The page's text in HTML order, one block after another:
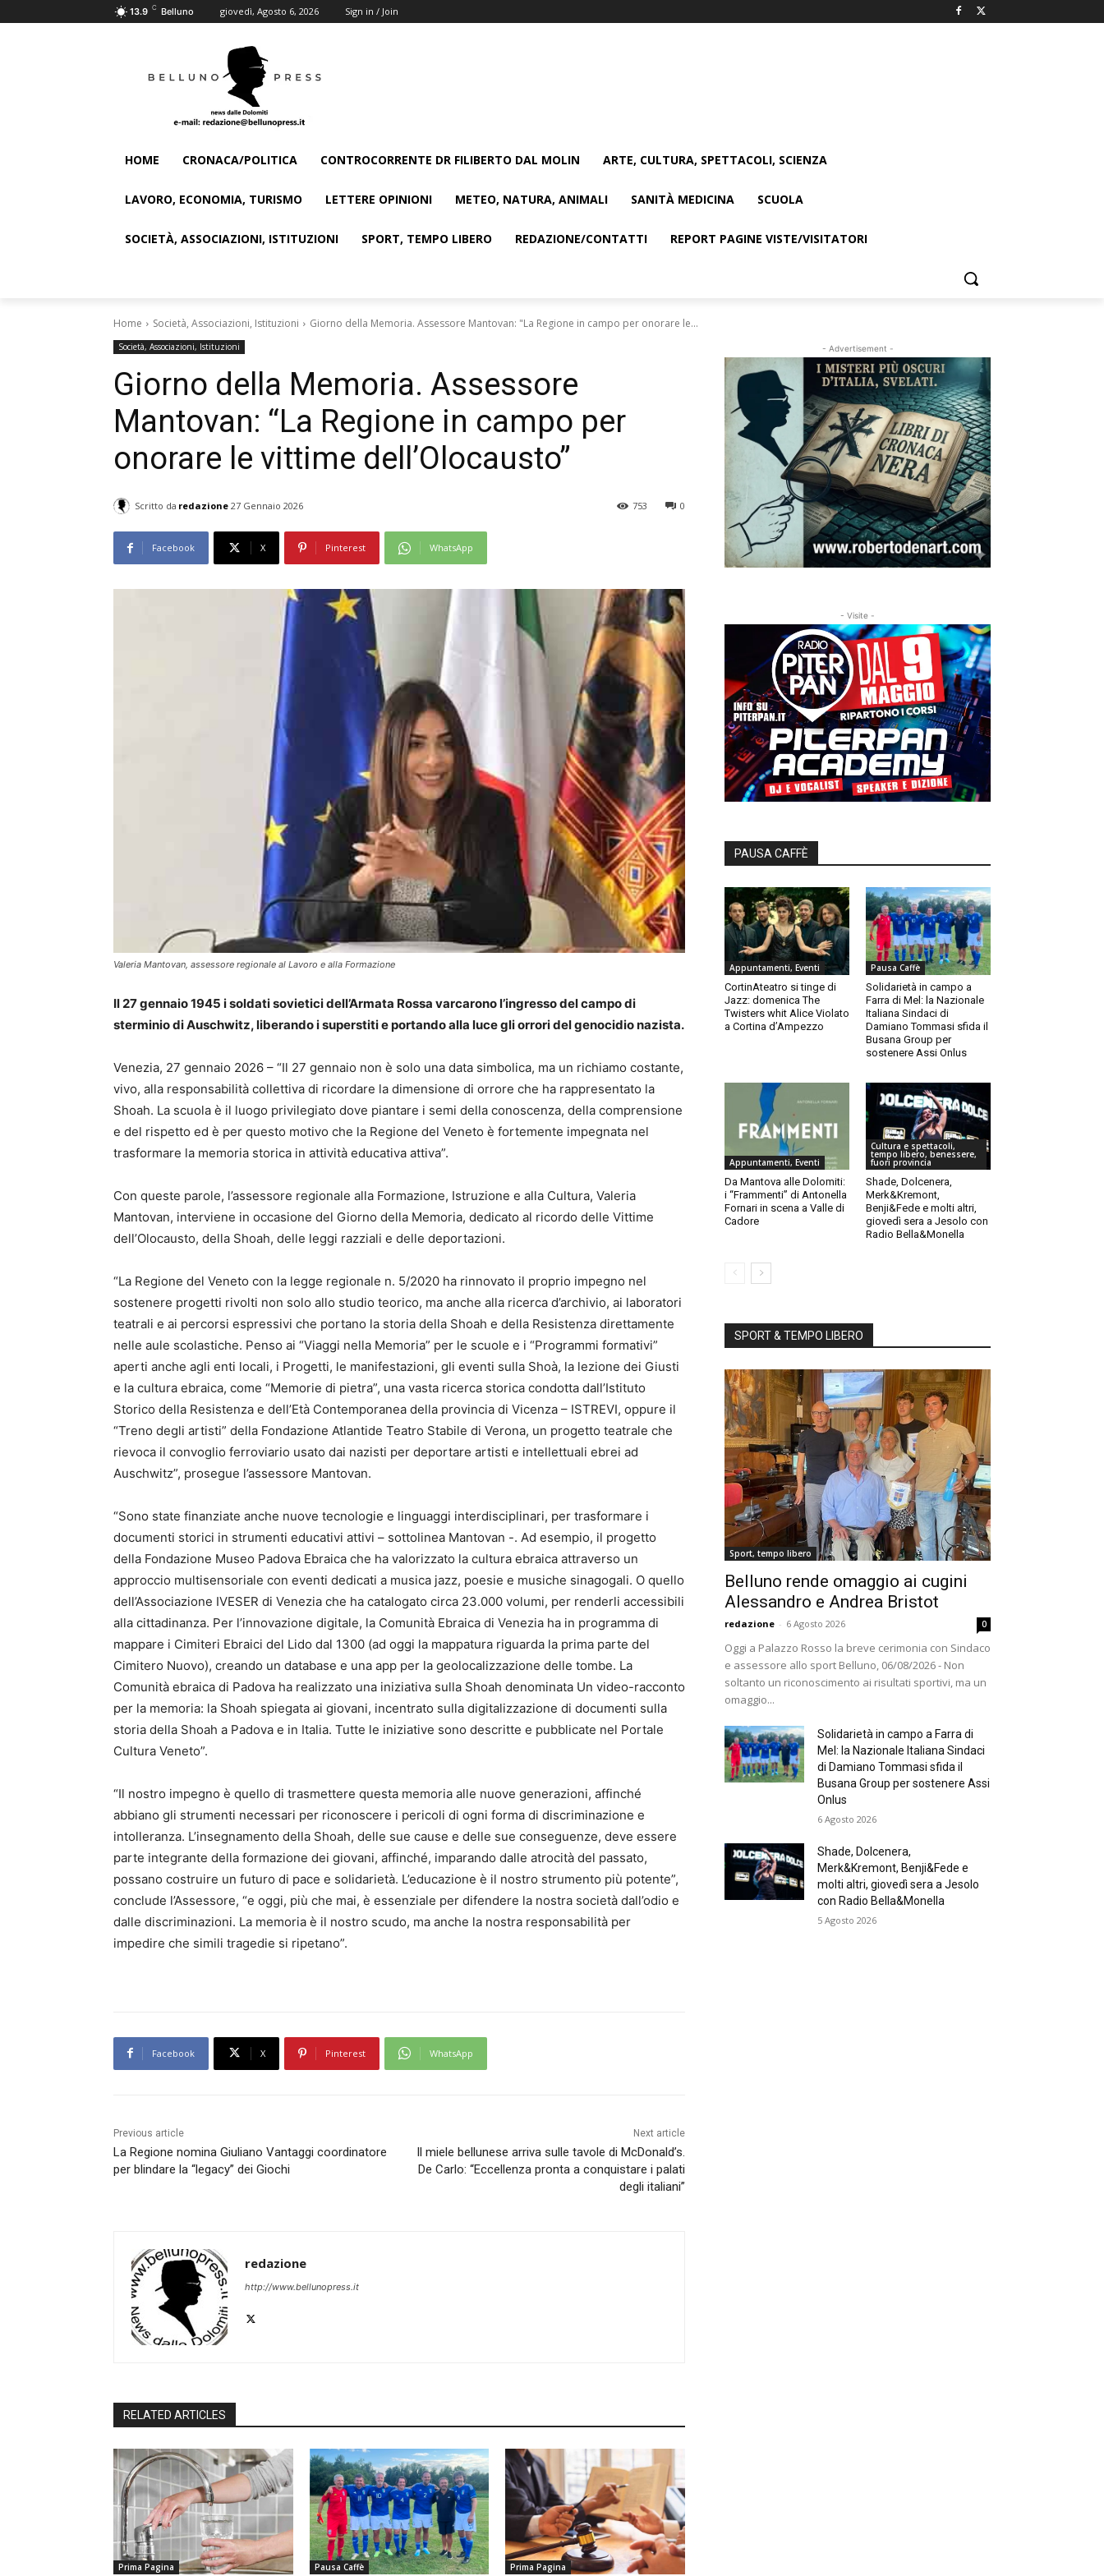
13.9 C Belluno giovedì, Agosto 6, 2026 Sign in / Join
HOME CRONACA/POLITICA CONTROCORRENTE DR FILIBERTO DAL MOLIN ARTE, CULTURA, SPETTACOLI, SCIENZA
LAVORO, ECONOMIA, TURISMO LETTERE OPINIONI METEO, NATURA, ANIMALI SANITÀ MEDICINA SCUOLA
SOCIETÀ, ASSOCIAZIONI, ISTITUZIONI SPORT, TEMPO LIBERO REDAZIONE/CONTATTI REPORT PAGINE VISTE/VISITATORI
Home Società, Associazioni, Istituzioni Giorno della Memoria. Assessore Mantovan: "La Regione in campo per onorare le...
Società, Associazioni, Istituzioni
Giorno della Memoria. Assessore
Mantovan: “La Regione in campo per
onorare le vittime dell’Olocausto”
Scritto da redazione 27 Gennaio 2026 0
753
Facebook X Pinterest WhatsApp
Valeria Mantovan, assessore regionale al Lavoro e alla Formazione
Il 27 gennaio 1945 i soldati sovietici dell’Armata Rossa varcarono l’ingresso del campo di
sterminio di Auschwitz, liberando i superstiti e portando alla luce gli orrori del genocidio nazista.
Venezia, 27 gennaio 2026 – “Il 27 gennaio non è solo una data simbolica, ma un richiamo costante,
vivo, alla responsabilità collettiva di ricordare la dimensione di orrore che ha rappresentato la
Shoah. La scuola è il luogo privilegiato dove piantare i semi della conoscenza, della comprensione
e del rispetto ed è per questo motivo che la Regione del Veneto è fortemente impegnata nel
trasformare la memoria storica in attività educativa attiva”.
Con queste parole, l’assessore regionale alla Formazione, Istruzione e alla Cultura, Valeria
Mantovan, interviene in occasione del Giorno della Memoria, dedicato al ricordo delle Vittime
dell’Olocausto, della Shoah, delle leggi razziali e delle deportazioni.
“La Regione del Veneto con la legge regionale n. 5/2020 ha rinnovato il proprio impegno nel
sostenere progetti rivolti non solo allo studio teorico, ma anche alla ricerca d’archivio, ai laboratori
teatrali e ai percorsi espressivi che portano la storia della Shoah e della Resistenza direttamente
nelle aule scolastiche. Penso ai “Viaggi nella Memoria” per le scuole e i “Programmi formativi”
aperti anche agli enti locali, i Progetti, le manifestazioni, gli eventi sulla Shoà, la lezione dei Giusti
e la cultura ebraica, come “Memorie di pietra”, una vasta ricerca storica condotta dall’Istituto
Storico della Resistenza e dell’Età Contemporanea della provincia di Vicenza – ISTREVI, oppure il
“Treno degli artisti” della Fondazione Atlantide Teatro Stabile di Verona, un progetto teatrale che
rievoca il convoglio ferroviario usato dai nazisti per deportare artisti e intellettuali ebrei ad
Auschwitz”, prosegue l’assessore Mantovan.
“Sono state finanziate anche nuove tecnologie e linguaggi interdisciplinari, per trasformare i
documenti storici in strumenti educativi attivi – sottolinea Mantovan -. Ad esempio, il progetto
della Fondazione Museo Padova Ebraica che ha valorizzato la cultura ebraica attraverso un
approccio multisensoriale con eventi dedicati a musica jazz, poesie e musiche sinagogali. O quello
dell’Associazione IVESER di Venezia che ha catalogato circa 23.000 volumi, per renderli accessibili
alla cittadinanza. Per l’innovazione digitale, la Comunità Ebraica di Venezia ha in programma di
mappare i Cimiteri Ebraici del Lido dal 1300 (ad oggi la mappatura riguarda la prima parte del
Cimitero Nuovo), creando un database e una app per la geolocalizzazione delle tombe. La
Comunità ebraica di Padova ha realizzato una iniziativa sulla Shoah denominata Un video-racconto
per la memoria: la Shoah spiegata ai giovani, incentrato sulla digitalizzazione di documenti sulla
storia della Shoah a Padova e in Italia. Tutte le iniziative sono descritte e pubblicate nel Portale
Cultura Veneto”.
“Il nostro impegno è quello di trasmettere questa memoria alle nuove generazioni, affinché
abbiano gli strumenti necessari per riconoscere i pericoli di ogni forma di discriminazione e
intolleranza. L’insegnamento della Shoah, delle sue cause e delle sue conseguenze, deve essere
parte integrante della formazione dei giovani, affinché, imparando dalle atrocità del passato,
possano costruire un futuro di pace e solidarietà. L’educazione è il nostro strumento più potente”,
conclude l’Assessore, “e oggi, più che mai, è essenziale per difendere la nostra società dall’odio e
dalle discriminazioni. La memoria è il nostro scudo, ma anche la nostra responsabilità per
impedire che simili tragedie si ripetano”.
Facebook X Pinterest WhatsApp
Previous article
La Regione nomina Giuliano Vantaggi coordinatore
per blindare la “legacy” dei Giochi
Next article
Il miele bellunese arriva sulle tavole di McDonald’s.
De Carlo: “Eccellenza pronta a conquistare i palati
degli italiani”
redazione
http://www.bellunopress.it
RELATED ARTICLES
Prima Pagina Pausa Caffè Prima Pagina
- Advertisement -
- Visite -
PAUSA CAFFÈ
Appuntamenti, Eventi
CortinAteatro si tinge di
Jazz: domenica The
Twisters whit Alice Violato
a Cortina d’Ampezzo
Pausa Caffè
Solidarietà in campo a
Farra di Mel: la Nazionale
Italiana Sindaci di
Damiano Tommasi sfida il
Busana Group per
sostenere Assi Onlus
Appuntamenti, Eventi
Da Mantova alle Dolomiti:
i “Frammenti” di Antonella
Fornari in scena a Valle di
Cadore
Cultura e spettacoli,
tempo libero, benessere,
fuori provincia
Shade, Dolcenera,
Merk&Kremont,
Benji&Fede e molti altri,
giovedì sera a Jesolo con
Radio Bella&Monella
SPORT & TEMPO LIBERO
Sport, tempo libero
Belluno rende omaggio ai cugini
Alessandro e Andrea Bristot
redazione - 6 Agosto 2026 0
Oggi a Palazzo Rosso la breve cerimonia con Sindaco
e assessore allo sport Belluno, 06/08/2026 - Non
soltanto un riconoscimento ai risultati sportivi, ma un
omaggio...
Solidarietà in campo a Farra di
Mel: la Nazionale Italiana Sindaci
di Damiano Tommasi sfida il
Busana Group per sostenere Assi
Onlus
6 Agosto 2026
Shade, Dolcenera,
Merk&Kremont, Benji&Fede e
molti altri, giovedì sera a Jesolo
con Radio Bella&Monella
5 Agosto 2026